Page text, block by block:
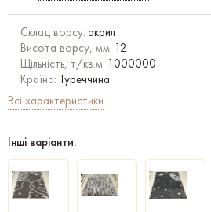
Склад ворсу: акрил
Висота ворсу, мм: 12
Щільність, т/кв.м: 1000000
Країна: Туреччина
Всі характеристики
Інші варіанти: